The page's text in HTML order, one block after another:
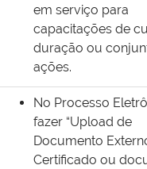
em serviço para
capacitações de
duração ou
ações.
No Processo
fazer “Upload de
Documento
Certificado ou